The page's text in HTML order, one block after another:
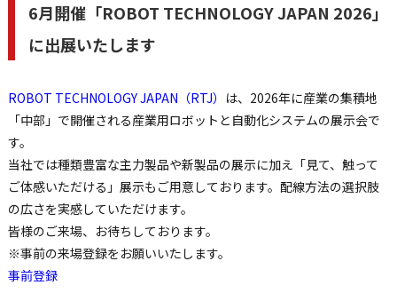
6月開催「ROBOT TECHNOLOGY JAPAN 2026」
に出展いたします
ROBOT TECHNOLOGY JAPAN（RTJ） は、2026年に産業の集積地
「中部」で開催される産業用ロボットと自動化システムの展示会で
す。
当社では種類豊富な主力製品や新製品の展示に加え「見て、触って
ご体感いただける」展示もご用意しております。配線方法の選択肢
の広さを実感していただけます。
皆様のご来場、お待ちしております。
※事前の来場登録をお願いいたします。
事前登録